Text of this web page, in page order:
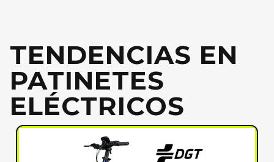
TENDENCIAS EN
PATINETES
ELÉCTRICOS